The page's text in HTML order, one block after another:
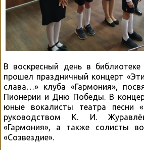
В воскресный день в
прошел праздничный концерт
слава…» клуба «Гармония»,
Пионерии и Дню Победы. В
юные вокалисты театра песни
руководством К. И.
«Гармония», а также солисты
«Созвездие».